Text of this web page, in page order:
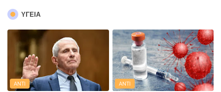
ΥΓΕΙΑ
ANTI ANTI